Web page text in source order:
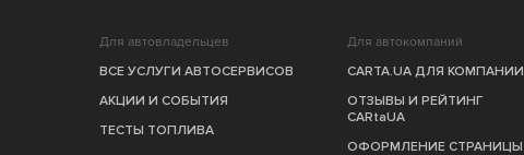
Для автовладельцев
ВСЕ УСЛУГИ АВТОСЕРВИСОВ
АКЦИИ И СОБЫТИЯ
ТЕСТЫ ТОПЛИВА
Для автокомпаний
CARTA.UA ДЛЯ КОМПАНИИ
ОТЗЫВЫ И РЕЙТИНГ
CARtaUA
ОФОРМЛЕНИЕ СТРАНИЦЫ